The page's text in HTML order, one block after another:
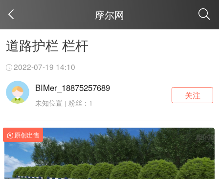
摩尔网
道路护栏 栏杆
2022-07-19 14:10
BIMer_18875257689
未知位置 | 粉丝：1
关注
原创出售
取消